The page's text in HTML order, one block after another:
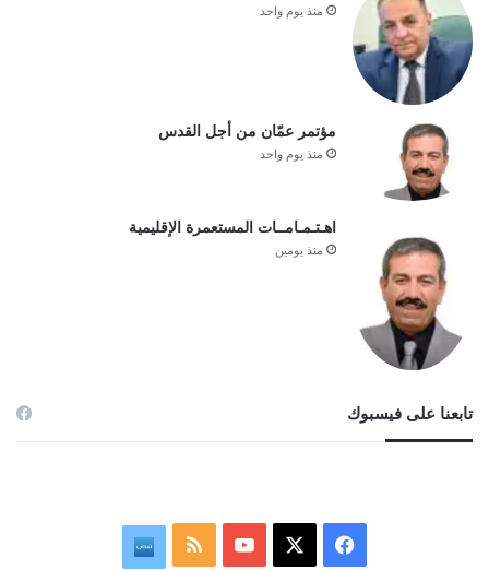
منذ يوم واحد
مؤتمر عمّان من أجل القدس
منذ يوم واحد
اهـتـمـامــات المستعمرة الإقليمية
منذ يومين
تابعنا على فيسبوك
فيسبوك ‫YouTubeملخص